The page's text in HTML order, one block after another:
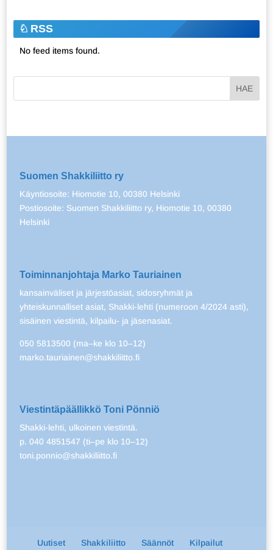
RSS
No feed items found.
Suomen Shakkiliitto ry
Käyntiosoite: Hiomotie 10, 00380 Helsinki
Postiosoite: Suomen Shakkiliitto ry, Hiomotie 10, 00380
Helsinki
Toiminnanjohtaja Marko Tauriainen
kansainväliset ja järjestöasiat, sidosryhmät ja
yhteiskunnalliset asiat, Shakki-lehti (numeroon 4/2024 asti),
sisäinen viestintä, kilpailu- ja jäsenasiat.
050 5813500 (ma–ke klo 10–12)
marko.tauriainen@shakkiliitto.fi
Viestintäpäällikkö Toni Pönniö
Shakki-lehti, ulkoinen viestintä.
p. 040 4851547 (ti–pe klo 10–12)
toni.ponnio@shakkiliitto.fi
Uutiset Shakkiliitto Säännöt Kilpailut